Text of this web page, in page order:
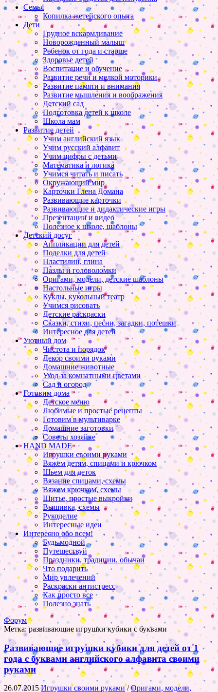
Семья
Копилка жетейского опыта
Дети
Грудное вскармливание
Новорожденный малыш
Ребенок от года и старше
Здоровье детей
Воспитание и обучение
Развитие речи и мелкой моторики
Развитие памяти и внимания
Развитие мышления и воображения
Детский сад
Подготовка детей к школе
Школа мам
Развитие детей
Учим английский язык
Учим русский алфавит
Учим цифры с детьми
Математика и логика
Учимся читать и писать
Окружающий мир
Карточки Глена Домана
Развивающие карточки
Развивающие и дидактические игры
Презентации и видео
Полезное к школе, шаблоны
Детский досуг
Аппликации для детей
Поделки для детей
Пластилин, глина
Пазлы и головоломки
Оригами, модели, детские шаблоны
Настольные игры
Куклы, кукольный театр
Учимся рисовать
Детские раскраски
Сказки, стихи, песни, загадки, потешки
Интересное для детей
Уютный дом
Чистота и порядок
Декор своими руками
Домашние животные
Уход за комнатными цветами
Сад и огород
Готовим дома
Детское меню
Любимые и простые рецепты
Готовим в мультиварке
Домашние заготовки
Советы хозяйке
HAND MADE
Игрушки своими руками
Вяжем детям, спицами и крючком
Шьем для деток
Вязание спицами, схемы
Вяжем крючком, схемы
Шитье, простые выкройки
Вышивка, схемы
Рукоделие
Интересные идеи
Интересно обо всем!
Будь модной
Путешествуй
Праздники, традиции, обычаи
Что подарить
Мир увлечений
Раскраски антистресс
Как просто все
Полезно знать
Форум
Метка:развивающие игрушки кубики с буквами
Развивающие игрушки кубики для детей от 1
года с буквами английского алфавита своими
руками
26.07.2015Игрушки своими руками/Оригами, модели,